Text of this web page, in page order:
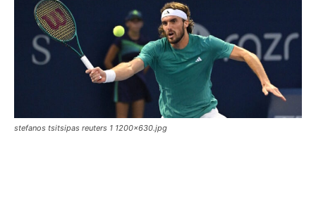
stefanos tsitsipas reuters 1 1200x630.jpg